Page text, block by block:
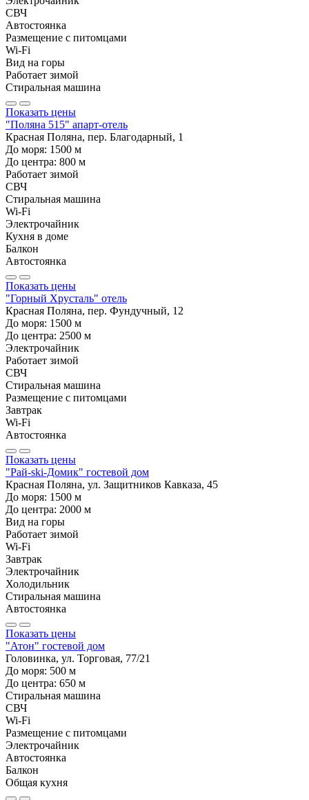
СВЧ
Автостоянка
Размещение с питомцами
Wi-Fi
Вид на горы
Работает зимой
Стиральная машина
Показать цены
"Поляна 515" апарт-отель
Красная Поляна, пер. Благодарный, 1
До моря: 1500 м
До центра: 800 м
Работает зимой
СВЧ
Стиральная машина
Wi-Fi
Электрочайник
Кухня в доме
Балкон
Автостоянка
Показать цены
"Горный Хрусталь" отель
Красная Поляна, пер. Фундучный, 12
До моря: 1500 м
До центра: 2500 м
Электрочайник
Работает зимой
СВЧ
Стиральная машина
Размещение с питомцами
Завтрак
Wi-Fi
Автостоянка
Показать цены
"Рай-ski-Домик" гостевой дом
Красная Поляна, ул. Защитников Кавказа, 45
До моря: 1500 м
До центра: 2000 м
Вид на горы
Работает зимой
Wi-Fi
Завтрак
Электрочайник
Холодильник
Стиральная машина
Автостоянка
Показать цены
"Атон" гостевой дом
Головинка, ул. Торговая, 77/21
До моря: 500 м
До центра: 650 м
Стиральная машина
СВЧ
Wi-Fi
Размещение с питомцами
Электрочайник
Автостоянка
Балкон
Общая кухня